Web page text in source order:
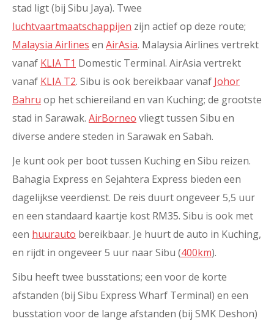
stad ligt (bij Sibu Jaya). Twee
luchtvaartmaatschappijen zijn actief op deze route;
Malaysia Airlines en AirAsia. Malaysia Airlines vertrekt
vanaf KLIA T1 Domestic Terminal. AirAsia vertrekt
vanaf KLIA T2. Sibu is ook bereikbaar vanaf Johor
Bahru op het schiereiland en van Kuching; de grootste
stad in Sarawak. AirBorneo vliegt tussen Sibu en
diverse andere steden in Sarawak en Sabah.
Je kunt ook per boot tussen Kuching en Sibu reizen.
Bahagia Express en Sejahtera Express bieden een
dagelijkse veerdienst. De reis duurt ongeveer 5,5 uur
en een standaard kaartje kost RM35. Sibu is ook met
een huurauto bereikbaar. Je huurt de auto in Kuching,
en rijdt in ongeveer 5 uur naar Sibu (400km).
Sibu heeft twee busstations; een voor de korte
afstanden (bij Sibu Express Wharf Terminal) en een
busstation voor de lange afstanden (bij SMK Deshon)